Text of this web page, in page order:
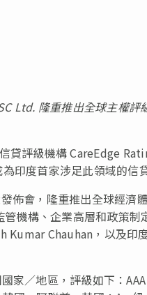
Ltd. 隆重推出全球主權評
貸評級機構 CareEdge
印度首家涉足此領域的信
佈會，隆重推出全球經濟
機構、企業高層和政策
Kumar Chauhan，以及印
家／地區，評級如下：